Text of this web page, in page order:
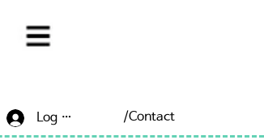
Log In/Sign Up /Contact